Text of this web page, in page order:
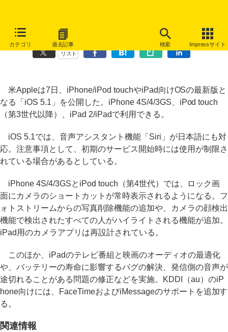
カテゴリ 過去記事 検索 Impressサイト
「iOS 5.1」公開、音声アシスタント「Siri」が日本語に対応
リスト
米Appleは7日、iPhone/iPod touchやiPad向けOSの最新版と
なる「iOS 5.1」を公開した。iPhone 4S/4/3GS、iPod touch
（第3世代以降）、iPad 2/iPadで利用できる。
iOS 5.1では、音声アシスタント機能「Siri」が日本語にも対
応。注意事項として、初期のサービス開始時には使用が制限さ
れている場合があるとしている。
iPhone 4S/4/3GSとiPod touch（第4世代）では、ロック画
面にカメラのショートカットが常時表示されるようになる。フ
ォトストリームからの写真削除機能の追加や、カメラの顔検出
機能で検出されたすべての人がハイライトされる機能が追加。
iPad用のカメラアプリは再設計されている。
このほか、iPadのテレビ番組と映画のオーディオの最適化
や、バッテリーの寿命に影響するバグの解決、発信側の音声が
途切れることがある問題の修正などを実施。KDDI（au）のiP
hone向けには、FaceTimeおよびiMessageのサポートを追加す
る。
関連情報